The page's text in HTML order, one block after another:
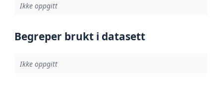
Ikke oppgitt
Begreper brukt i datasett
Ikke oppgitt